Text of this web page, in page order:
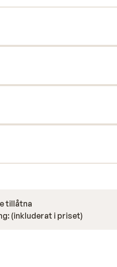
tillåtna
(inkluderat i priset)